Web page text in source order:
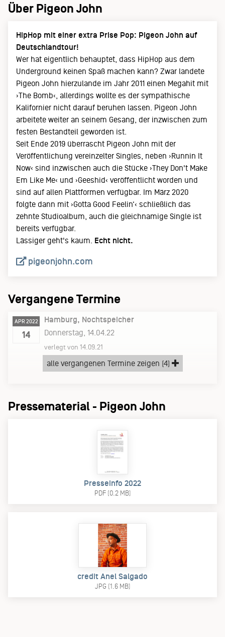
Über Pigeon John
HipHop mit einer extra Prise Pop: Pigeon John auf
Deutschlandtour!
Wer hat eigentlich behauptet, dass HipHop aus dem
Underground keinen Spaß machen kann? Zwar landete
Pigeon John hierzulande im Jahr 2011 einen Megahit mit
›The Bomb‹, allerdings wollte es der sympathische
Kalifornier nicht darauf beruhen lassen. Pigeon John
arbeitete weiter an seinem Gesang, der inzwischen zum
festen Bestandteil geworden ist.
Seit Ende 2019 überrascht Pigeon John mit der
Veröffentlichung vereinzelter Singles, neben ›Runnin It
Now‹ sind inzwischen auch die Stücke ›They Don't Make
Em Like Me‹ und ›Geeshid‹ veröffentlicht worden und
sind auf allen Plattformen verfügbar. Im März 2020
folgte dann mit ›Gotta Good Feelin‘‹ schließlich das
zehnte Studioalbum, auch die gleichnamige Single ist
bereits verfügbar.
Lässiger geht's kaum. Echt nicht.
pigeonjohn.com
Vergangene Termine
APR 2022
14
Hamburg
Nochtspeicher
Donnerstag, 14.04.22
verlegt von 14.09.21
Nochtspeicher
verlegt von 16.12.2020
alle vergangenen Termine zeigen (4)
Pressematerial - Pigeon John
Presseinfo 2022
PDF (0.2 MB)
credit Anel Salgado
JPG (1.6 MB)